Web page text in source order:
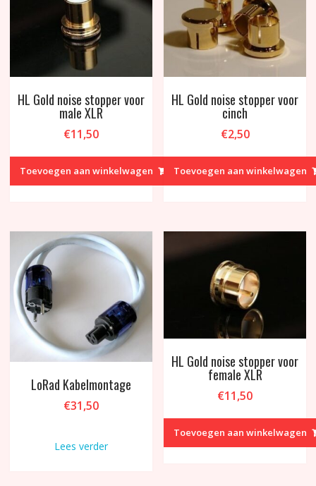
HL Gold noise stopper voor
male XLR
€11,50
Toevoegen aan winkelwagen
HL Gold noise stopper voor
cinch
€2,50
Toevoegen aan winkelwagen
LoRad Kabelmontage
€31,50
Lees verder
HL Gold noise stopper voor
female XLR
€11,50
Toevoegen aan winkelwagen